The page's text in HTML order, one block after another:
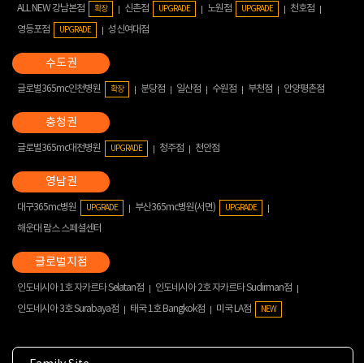
ALL NEW 강남본점 확장 신촌점 UPGRADE 노원점 UPGRADE
천호점
영등포점
UPGRADE 성신여대점
글로벌365mc인천병원 확장 분당점 일산점 수원점 부천점 안양평촌점
글로벌365mc대전병원 UPGRADE 청주점 천안점
대구365mc병원 UPGRADE 부산365mc병원(서면) UPGRADE
해운대 람스 스페셜센터
인도네시아 1호 자카르타 Selatan점
인도네시아 2호 자카르타 Sudirman점
인도네시아 3호 Surabaya점
태국 1호 Bangkok점 미국 LA점 NEW